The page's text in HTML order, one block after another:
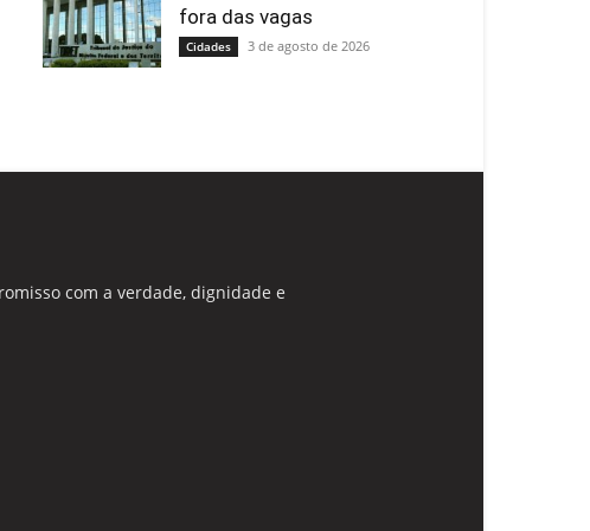
fora das vagas
Cidades 3 de agosto de 2026
com a verdade, dignidade e